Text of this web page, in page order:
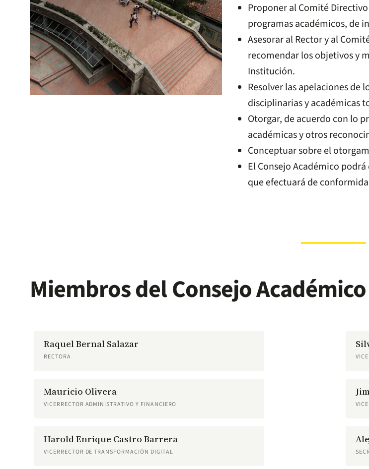
Proponer al Comité
programas académicos, de
Asesorar al Rector y al
recomendar los objetivos y
Institución.
Resolver las apelaciones de
disciplinarias y académicas
Otorgar, de acuerdo con lo
académicas y otros
Conceptuar sobre el
El Consejo Académico
que efectuará de
Miembros del Consejo Académico
Raquel Bernal Salazar
RECTORA
Mauricio Olivera
VICERRECTOR ADMINISTRATIVO Y FINANCIERO
Harold Enrique Castro Barrera
VICERRECTOR DE TRANSFORMACIÓN DIGITAL